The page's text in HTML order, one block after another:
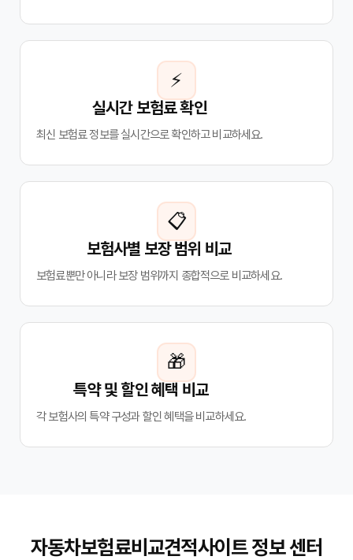
⚡
실시간 보험료 확인
최신 보험료 정보를 실시간으로 확인하고 비교하세요.
📋
보험사별 보장 범위 비교
보험료뿐만 아니라 보장 범위까지 종합적으로 비교하세요.
🎁
특약 및 할인 혜택 비교
각 보험사의 특약 구성과 할인 혜택을 비교하세요.
자동차보험료비교견적사이트 정보 센터